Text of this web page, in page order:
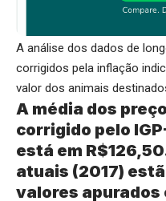
A análise dos dados de
corrigidos pela inflação
valor dos animais
A média dos
corrigido pelo
está em
atuais (2017)
valores apurados